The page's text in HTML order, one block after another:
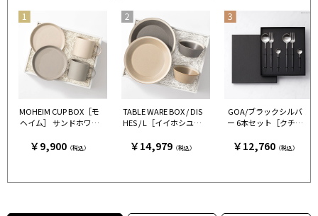
MOHEIM CUP BOX［モ
ヘイム］ サンドホワイ
ム］
￥9,900（税込）
TABLE WARE BOX / DIS
HES / L［イイホシユミ
ー＆ベージュ［イイホ
￥14,979（税込）
GOA/ブラックシルバ
ー 6本セット［クチポ
￥12,760（税込）